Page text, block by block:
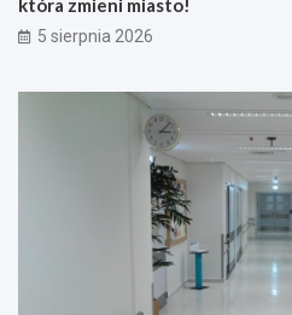
która zmieni miasto!
5 sierpnia 2026